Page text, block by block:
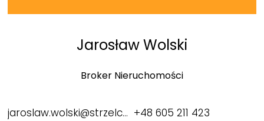
Jarosław Wolski
Broker Nieruchomości
jaroslaw.wolski@strzelczyk.pl +48 605 211 423